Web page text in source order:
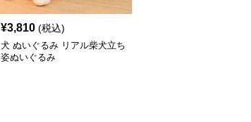
¥3,810 (税込)
犬 ぬいぐるみ リアル柴犬立ち
姿ぬいぐるみ